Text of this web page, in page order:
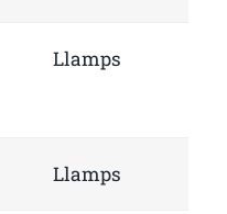
Llamps
Llamps